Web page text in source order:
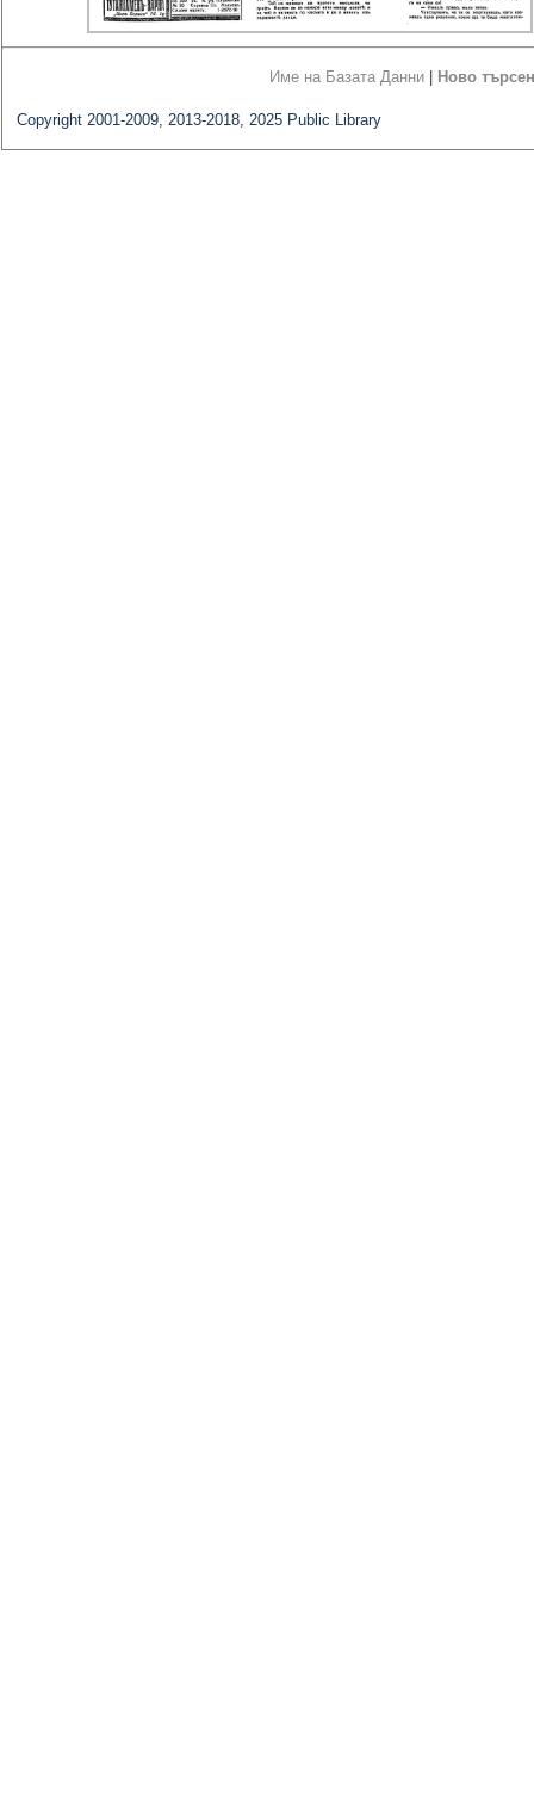
Име на Базата Данни Ново
Copyright 2001-2009, 2013-2018, 2025 Public Library